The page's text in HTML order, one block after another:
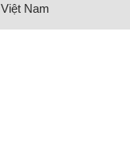
Việt Nam